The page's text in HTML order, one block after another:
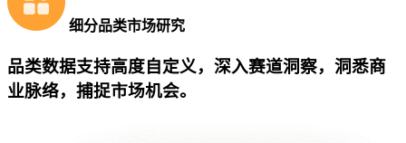
细分品类市场研究
品类数据支持高度自定义，深入赛道洞察，洞悉商
业脉络，捕捉市场机会。